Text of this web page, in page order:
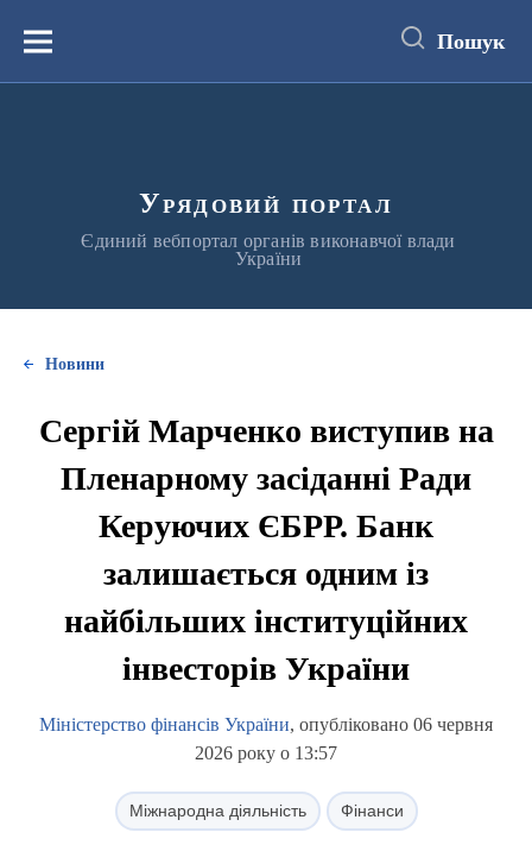
вмістуМеню Пошук
Урядовий портал
Єдиний вебпортал органів виконавчої влади
України
Новини
Сергій Марченко виступив на
Пленарному засіданні Ради
Керуючих ЄБРР. Банк
залишається одним із
найбільших інституційних
інвесторів України
Міністерство фінансів України, опубліковано 06 червня
2026 року о 13:57
Міжнародна діяльність Фінанси